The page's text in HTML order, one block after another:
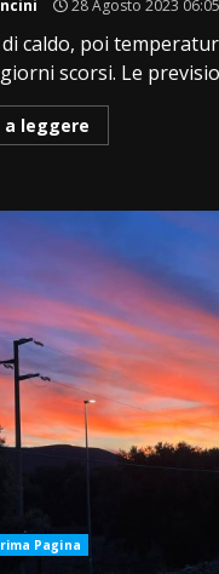
28 Agosto 2023 06:05
caldo, poi
scorsi. Le
a leggere
Pagina